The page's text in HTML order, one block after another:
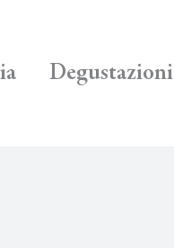
Degustazioni